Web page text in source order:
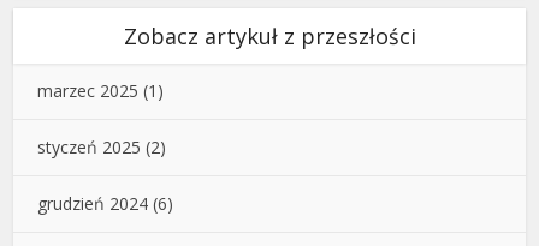
Zobacz artykuł z przeszłości
marzec 2025 (1)
styczeń 2025 (2)
grudzień 2024 (6)